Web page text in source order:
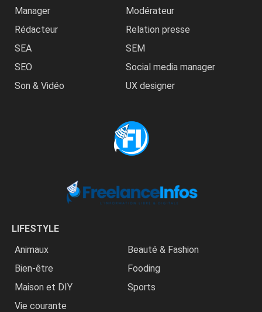
Manager
Modérateur
Rédacteur
Relation presse
SEA
SEM
SEO
Social media manager
Son & Vidéo
UX designer
LIFESTYLE
Animaux
Beauté & Fashion
Bien-être
Fooding
Maison et DIY
Sports
Vie courante